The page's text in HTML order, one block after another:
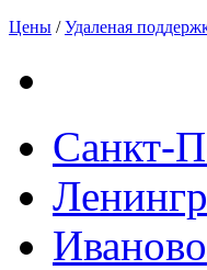
Цены /Удаленая
Санкт-
Иваново